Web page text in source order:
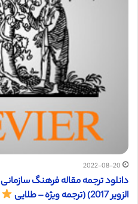
2022-08-20
دانلود ترجمه مقاله فرهنگ
الزویر 2017) (ترجمه ویژه – طلایی